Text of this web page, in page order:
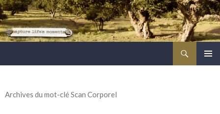
PRINCIPAL
Archives du mot-clé Scan Corporel